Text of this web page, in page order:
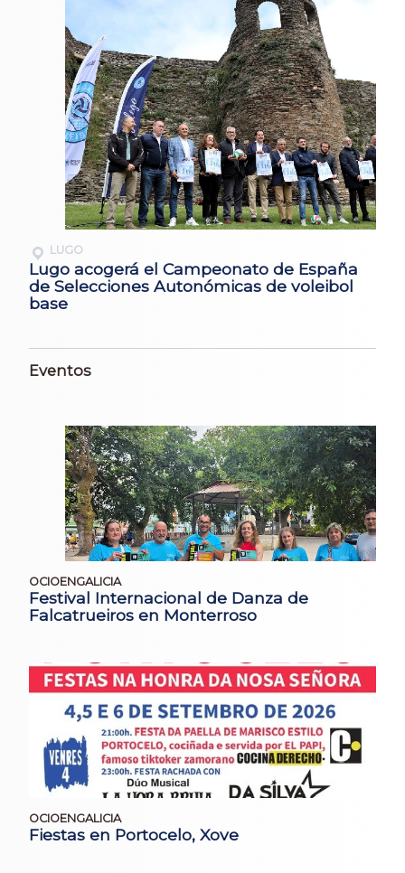
LUGO
Lugo acogerá el Campeonato de España
de Selecciones Autonómicas de voleibol
base
Eventos
OCIOENGALICIA
Festival Internacional de Danza de
Falcatrueiros en Monterroso
OCIOENGALICIA
Fiestas en Portocelo, Xove